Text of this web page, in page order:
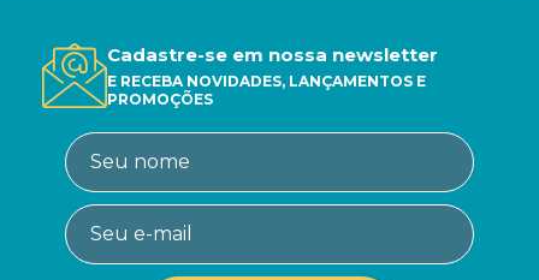
Cadastre-se em nossa newsletter
E RECEBA NOVIDADES, LANÇAMENTOS E
PROMOÇÕES